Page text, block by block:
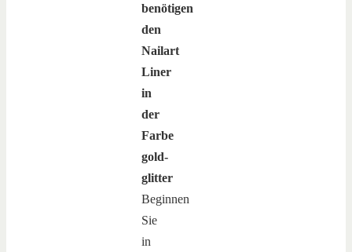
benötigen
den
Nailart
Liner
in
der
Farbe
gold-
glitter
Beginnen
Sie
in